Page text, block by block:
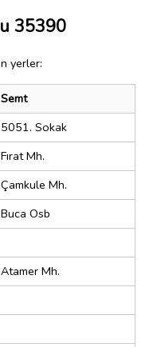
35390
yerler:
Semt
5051. Sokak
Fırat Mh.
Çamkule Mh.
Buca Osb
Atamer Mh.